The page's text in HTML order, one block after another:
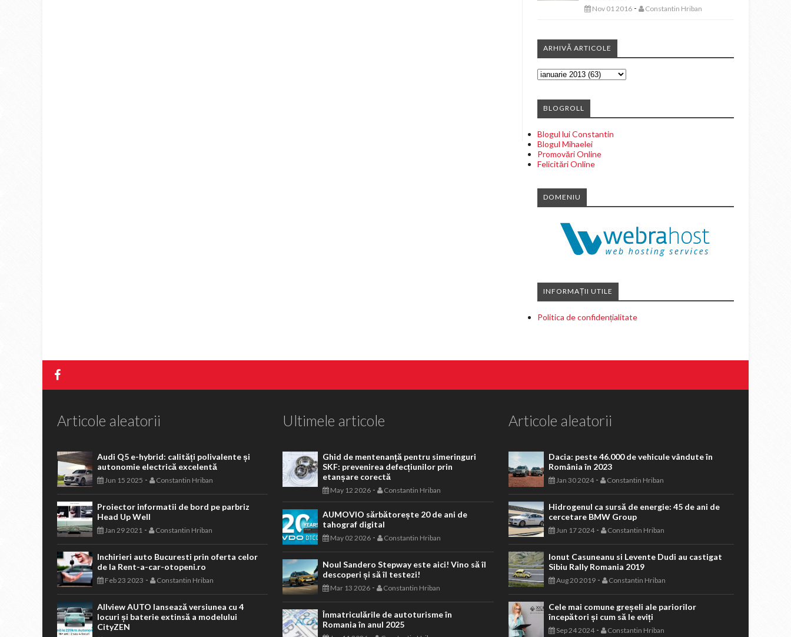
Nov 01 2016 - Constantin Hriban
ARHIVĂ ARTICOLE
BLOGROLL
Blogul lui Constantin
Blogul Mihaelei
Promovări Online
Felicitări Online
DOMENIU
INFORMAȚII UTILE
Politica de confidențialitate
Articole aleatorii
Audi Q5 e-hybrid: calități polivalente și
autonomie electrică excelentă
Jun 15 2025 - Constantin Hriban
Proiector informatii de bord pe parbriz
Head Up Well
Jan 29 2021 - Constantin Hriban
Inchirieri auto Bucuresti prin oferta celor
de la Rent-a-car-otopeni.ro
Feb 23 2023 - Constantin Hriban
Allview AUTO lansează versiunea cu 4
locuri și baterie extinsă a modelului
CityZEN
Ultimele articole
Ghid de mentenanță pentru simeringuri
SKF: prevenirea defecțiunilor prin
etanșare corectă
May 12 2026 - Constantin Hriban
AUMOVIO sărbătorește 20 de ani de
tahograf digital
May 02 2026 - Constantin Hriban
Noul Sandero Stepway este aici! Vino să îl
descoperi și să îl testezi!
Mar 13 2026 - Constantin Hriban
Înmatriculările de autoturisme în
Romania în anul 2025
Articole aleatorii
Dacia: peste 46.000 de vehicule vândute în
România în 2023
Jan 30 2024- Constantin Hriban
Hidrogenul ca sursă de energie: 45 de ani de
cercetare BMW Group
Jun 17 2024- Constantin Hriban
Ionut Casuneanu si Levente Dudi au castigat
Sibiu Rally Romania 2019
Aug 20 2019- Constantin Hriban
Cele mai comune greșeli ale pariorilor
începători și cum să le eviți
Sep 24 2024- Constantin Hriban